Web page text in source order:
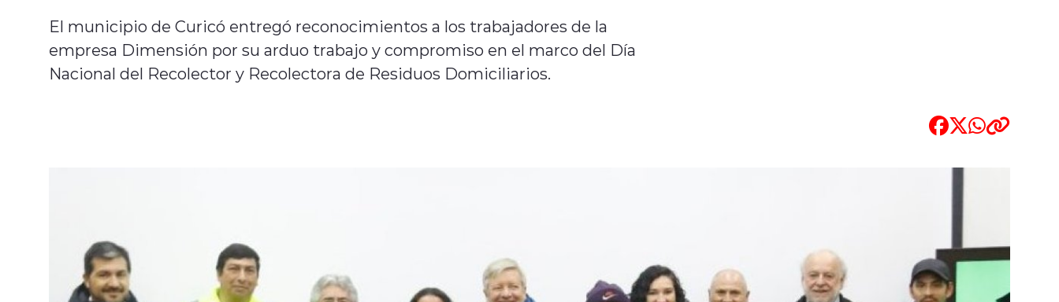
El municipio de Curicó entregó reconocimientos a los trabajadores de la
empresa Dimensión por su arduo trabajo y compromiso en el marco del Día
Nacional del Recolector y Recolectora de Residuos Domiciliarios.